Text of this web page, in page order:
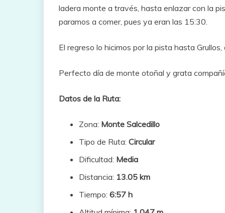
ladera monte a través, hasta enlazar con la
paramos a comer, pues ya eran las 15:30.
El regreso lo hicimos por la pista hasta
Perfecto día de monte otoñal y grata
Datos de la Ruta:
Zona: Monte Salcedillo
Tipo de Ruta: Circular
Dificultad: Media
Distancia: 13.05 km
Tiempo: 6:57 h